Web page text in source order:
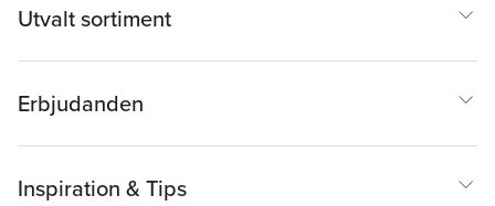
Utvalt sortiment
Erbjudanden
Inspiration & Tips